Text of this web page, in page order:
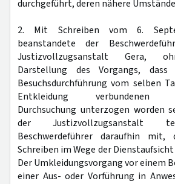
durchgeführt, deren nähere
2. Mit Schreiben vom 6.
beanstandete der
Justizvollzugsanstalt Gera,
Darstellung des Vorgangs,
Besuchsdurchführung vom selben
Entkleidung verbundenen
Durchsuchung unterzogen worden
der Justizvollzugsanstalt
Beschwerdeführer daraufhin mit,
Schreiben im Wege der
Der Umkleidungsvorgang vor einem
einer Aus- oder Vorführung in